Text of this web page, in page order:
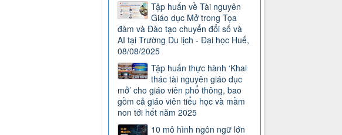
Tập huấn về Tài nguyên
Giáo dục Mở trong Tọa
đàm và Đào tạo chuyển đổi số và
AI tại Trường Du lịch - Đại học Huế,
08/08/2025
Tập huấn thực hành ‘Khai
thác tài nguyên giáo dục
mở’ cho giáo viên phổ thông, bao
gồm cả giáo viên tiểu học và mầm
non tới hết năm 2025
10 mô hình ngôn ngữ lớn